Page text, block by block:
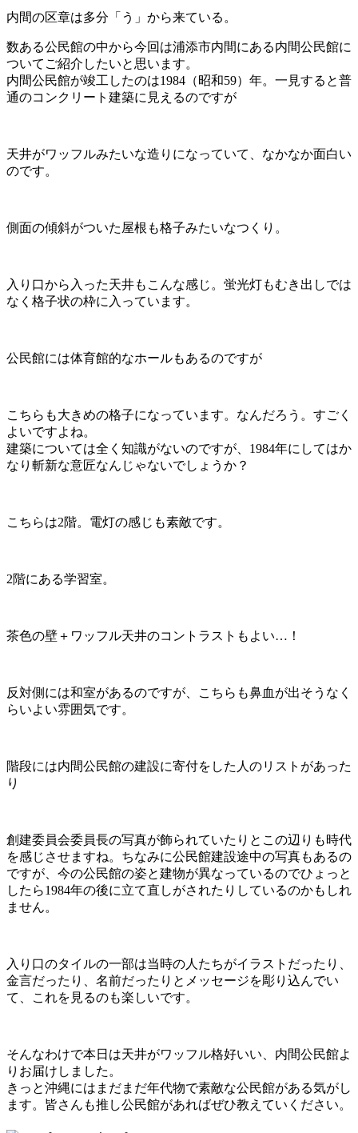
内間の区章は多分「う」から来ている。
数ある公民館の中から今回は浦添市内間にある内間公民館に
ついてご紹介したいと思います。
内間公民館が竣工したのは1984（昭和59）年。一見すると普
通のコンクリート建築に見えるのですが
天井がワッフルみたいな造りになっていて、なかなか面白い
のです。
側面の傾斜がついた屋根も格子みたいなつくり。
入り口から入った天井もこんな感じ。蛍光灯もむき出しでは
なく格子状の枠に入っています。
公民館には体育館的なホールもあるのですが
こちらも大きめの格子になっています。なんだろう。すごく
よいですよね。
建築については全く知識がないのですが、1984年にしてはか
なり斬新な意匠なんじゃないでしょうか？
こちらは2階。電灯の感じも素敵です。
2階にある学習室。
茶色の壁＋ワッフル天井のコントラストもよい…！
反対側には和室があるのですが、こちらも鼻血が出そうなく
らいよい雰囲気です。
階段には内間公民館の建設に寄付をした人のリストがあった
り
創建委員会委員長の写真が飾られていたりとこの辺りも時代
を感じさせますね。ちなみに公民館建設途中の写真もあるの
ですが、今の公民館の姿と建物が異なっているのでひょっと
したら1984年の後に立て直しがされたりしているのかもしれ
ません。
入り口のタイルの一部は当時の人たちがイラストだったり、
金言だったり、名前だったりとメッセージを彫り込んでい
て、これを見るのも楽しいです。
そんなわけで本日は天井がワッフル格好いい、内間公民館よ
りお届けしました。
きっと沖縄にはまだまだ年代物で素敵な公民館がある気がし
ます。皆さんも推し公民館があればぜひ教えていください。